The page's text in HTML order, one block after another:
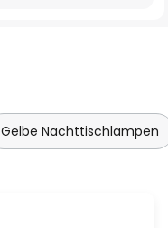
Gelbe Nachttischlampen